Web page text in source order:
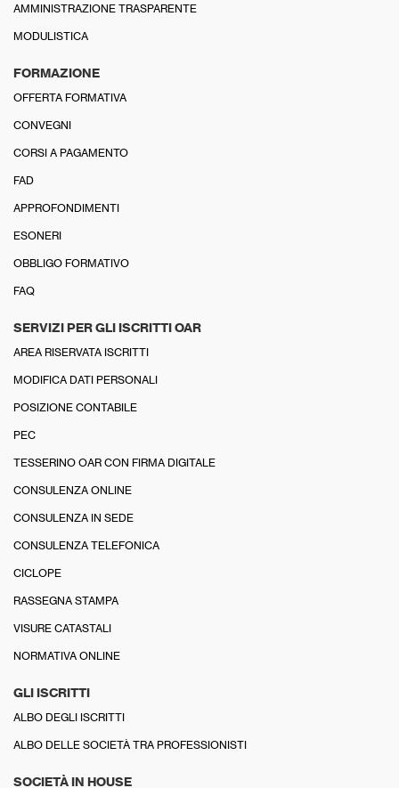
AMMINISTRAZIONE TRASPARENTE
MODULISTICA
FORMAZIONE
OFFERTA FORMATIVA
CONVEGNI
CORSI A PAGAMENTO
FAD
APPROFONDIMENTI
ESONERI
OBBLIGO FORMATIVO
FAQ
SERVIZI PER GLI ISCRITTI OAR
AREA RISERVATA ISCRITTI
MODIFICA DATI PERSONALI
POSIZIONE CONTABILE
PEC
TESSERINO OAR CON FIRMA DIGITALE
CONSULENZA ONLINE
CONSULENZA IN SEDE
CONSULENZA TELEFONICA
CICLOPE
RASSEGNA STAMPA
VISURE CATASTALI
NORMATIVA ONLINE
GLI ISCRITTI
ALBO DEGLI ISCRITTI
ALBO DELLE SOCIETÀ TRA PROFESSIONISTI
SOCIETÀ IN HOUSE